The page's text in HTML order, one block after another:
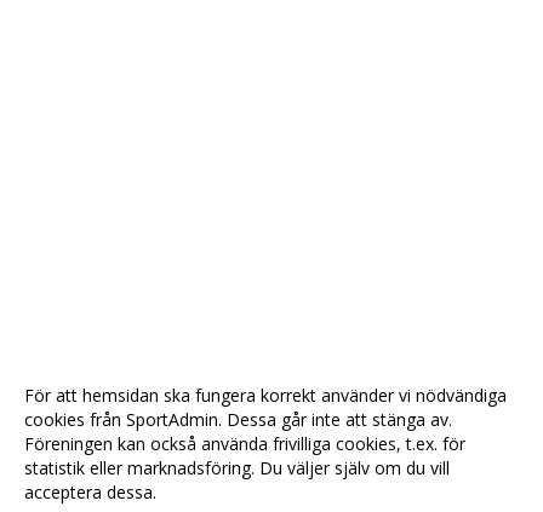
För att hemsidan ska fungera korrekt använder vi nödvändiga
cookies från SportAdmin. Dessa går inte att stänga av.
Föreningen kan också använda frivilliga cookies, t.ex. för
statistik eller marknadsföring. Du väljer själv om du vill
acceptera dessa.